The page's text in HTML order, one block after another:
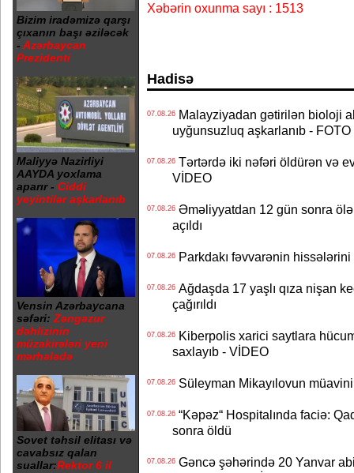
Bizim iradəmizə qarşı
çıxanın başı əziləcək
- Azərbaycan
Prezidenti
Maliyyə Nazirliyi
AAYDA yoxlama
aparır - Ciddi
yeyintilər aşkarlanıb
Vensin Azərbaycana
səfəri: Zəngəzur
dəhlizinin
müzakirələri yeni
mərhələdə
Sovet təhsil elitası və
cavabsız qalan
suallar:Rektor 6 il
Xəbərin oxunma sayı : 1513
Hadisə
07.08.26Malayziyadan gətirilən bioloji
uyğunsuzluq aşkarlanıb - FOTO
07.08.26Tərtərdə iki nəfəri öldürən və
VİDEO
07.08.26Əməliyyatdan 12 gün sonra
açıldı
07.08.26Parkdakı fəvvarənin hissələrini
07.08.26Ağdaşda 17 yaşlı qıza nişan
çağırıldı
07.08.26Kiberpolis xarici saytlara
saxlayıb - VİDEO
07.08.26Süleyman Mikayılovun
07.08.26“Kəpəz“ Hospitalında faciə:
sonra öldü
07.08.26Gəncə şəhərində 20 Yanvar